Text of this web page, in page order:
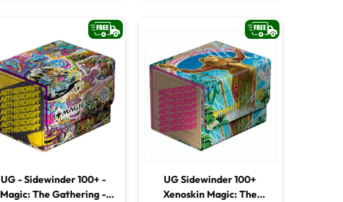
UG - Sidewinder 100+ -
Magic: The Gathering -
UG Sidewinder 100+
Xenoskin Magic: The